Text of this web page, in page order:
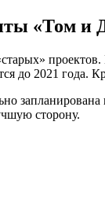
«Том и
до 2021 года.
запланирована
сторону.